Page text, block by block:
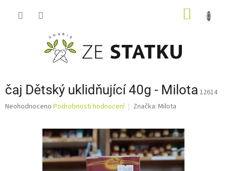
čaj Dětský uklidňující 40g - Milota 12614
Průměrné
Neohodnoceno Podrobnosti hodnocení Značka: Milota